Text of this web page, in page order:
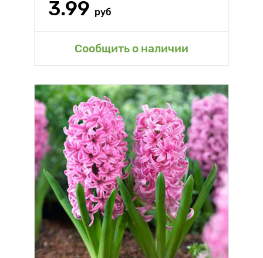
3.99 руб
Сообщить о наличии